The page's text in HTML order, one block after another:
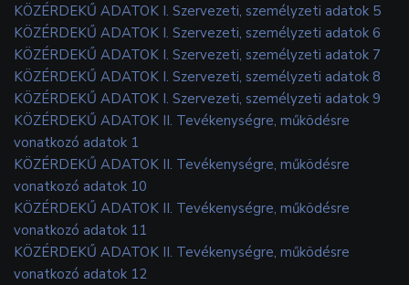
KÖZÉRDEKŰ ADATOK I. Szervezeti, személyzeti adatok 5
KÖZÉRDEKŰ ADATOK I. Szervezeti, személyzeti adatok 6
KÖZÉRDEKŰ ADATOK I. Szervezeti, személyzeti adatok 7
KÖZÉRDEKŰ ADATOK I. Szervezeti, személyzeti adatok 8
KÖZÉRDEKŰ ADATOK I. Szervezeti, személyzeti adatok 9
KÖZÉRDEKŰ ADATOK II. Tevékenységre, működésre
vonatkozó adatok 1
KÖZÉRDEKŰ ADATOK II. Tevékenységre, működésre
vonatkozó adatok 10
KÖZÉRDEKŰ ADATOK II. Tevékenységre, működésre
vonatkozó adatok 11
KÖZÉRDEKŰ ADATOK II. Tevékenységre, működésre
vonatkozó adatok 12